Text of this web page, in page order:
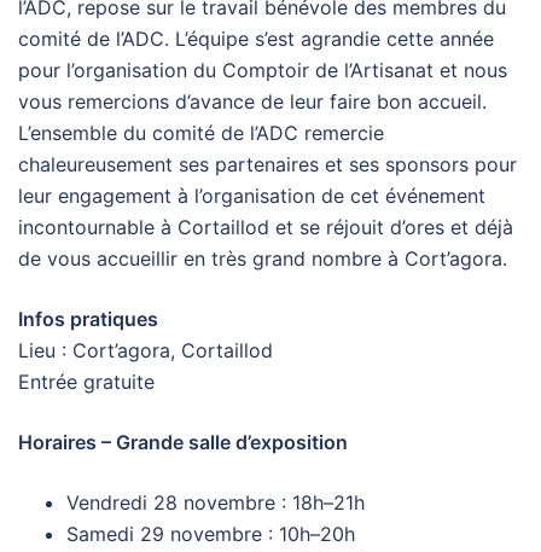
l’ADC, repose sur le travail bénévole des membres du
comité de l’ADC. L’équipe s’est agrandie cette année
pour l’organisation du Comptoir de l’Artisanat et nous
vous remercions d’avance de leur faire bon accueil.
L’ensemble du comité de l’ADC remercie
chaleureusement ses partenaires et ses sponsors pour
leur engagement à l’organisation de cet événement
incontournable à Cortaillod et se réjouit d’ores et déjà
de vous accueillir en très grand nombre à Cort’agora.
Infos pratiques
Lieu : Cort’agora, Cortaillod
Entrée gratuite
Horaires – Grande salle d’exposition
Vendredi 28 novembre : 18h–21h
Samedi 29 novembre : 10h–20h